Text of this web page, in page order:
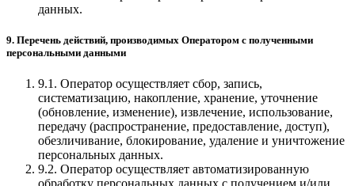
данных.
9. Перечень действий, производимых Оператором с полученными
персональными данными
9.1. Оператор осуществляет сбор, запись,
систематизацию, накопление, хранение, уточнение
(обновление, изменение), извлечение, использование,
передачу (распространение, предоставление, доступ),
обезличивание, блокирование, удаление и уничтожение
персональных данных.
9.2. Оператор осуществляет автоматизированную
обработку персональных данных с получением и/или